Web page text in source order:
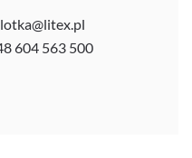
604 563 500